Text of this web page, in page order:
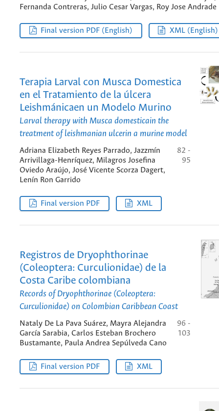
Fernanda Contreras, Julio Cesar Vargas, Roy Jose Andrade
Final version PDF (English) XML (English)
Terapia Larval con Musca Domestica
en el Tratamiento de la úlcera
Leishmánicaen un Modelo Murino
Larval therapy with Musca domesticain the
treatment of leishmanian ulcerin a murine model
Adriana Elizabeth Reyes Parrado, Jazzmín
Arrivillaga-Henríquez, Milagros Josefina
Oviedo Araújo, José Vicente Scorza Dagert,
Lenín Ron Garrido
82 -
95
Final version PDF XML
Registros de Dryophthorinae
(Coleoptera: Curculionidae) de la
Costa Caribe colombiana
Records of Dryophthorinae (Coleoptera:
Curculionidae) on Colombian Caribbean Coast
Nataly De La Pava Suárez, Mayra Alejandra
García Sarabia, Carlos Esteban Brochero
Bustamante, Paula Andrea Sepúlveda Cano
96 -
103
Final version PDF XML